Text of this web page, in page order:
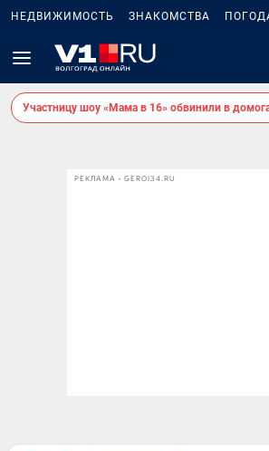
НЕДВИЖИМОСТЬ ЗНАКОМСТВА
Участницу шоу «Мама в 16» обвинили в
РЕКЛАМА • GEROI34.RU